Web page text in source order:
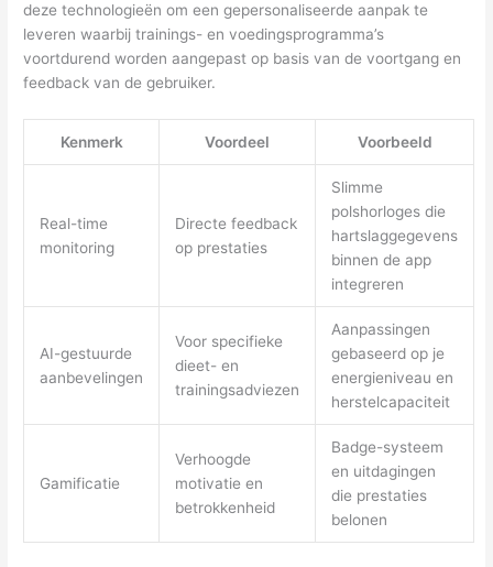
deze technologieën om een gepersonaliseerde aanpak te
leveren waarbij trainings- en voedingsprogramma’s
voortdurend worden aangepast op basis van de voortgang en
feedback van de gebruiker.
Kenmerk Voordeel Voorbeeld
Real-time
monitoring
Directe feedback
op prestaties
Slimme
polshorloges die
hartslaggegevens
binnen de app
integreren
AI-gestuurde
aanbevelingen
Voor specifieke
dieet- en
trainingsadviezen
Aanpassingen
gebaseerd op je
energieniveau en
herstelcapaciteit
Gamificatie
Verhoogde
motivatie en
betrokkenheid
Badge-systeem
en uitdagingen
die prestaties
belonen